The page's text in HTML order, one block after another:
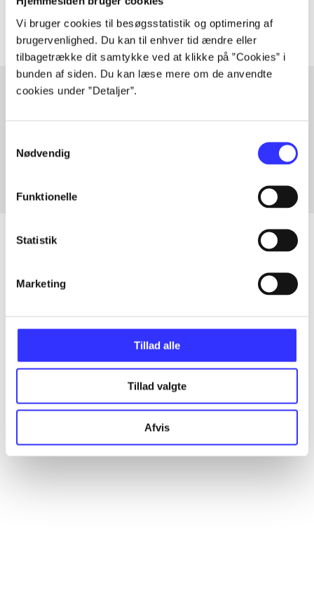
Vi bruger cookies til besøgsstatistik og optimering af
brugervenlighed. Du kan til enhver tid ændre eller
tilbagetrække dit samtykke ved at klikke på ”Cookies” i
bunden af siden. Du kan læse mere om de anvendte
cookies under ”Detaljer”.
Nødvendig
Funktionelle
Statistik
Marketing
Tillad alle
Tillad valgte
Afvis
Artikler